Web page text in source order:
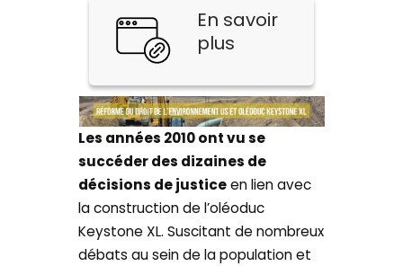
En savoir
plus
Les années 2010 ont vu se
succéder des dizaines de
décisions de justiceen lien avec
la construction de l’oléoduc
Keystone XL. Suscitant de nombreux
débats au sein de la population et